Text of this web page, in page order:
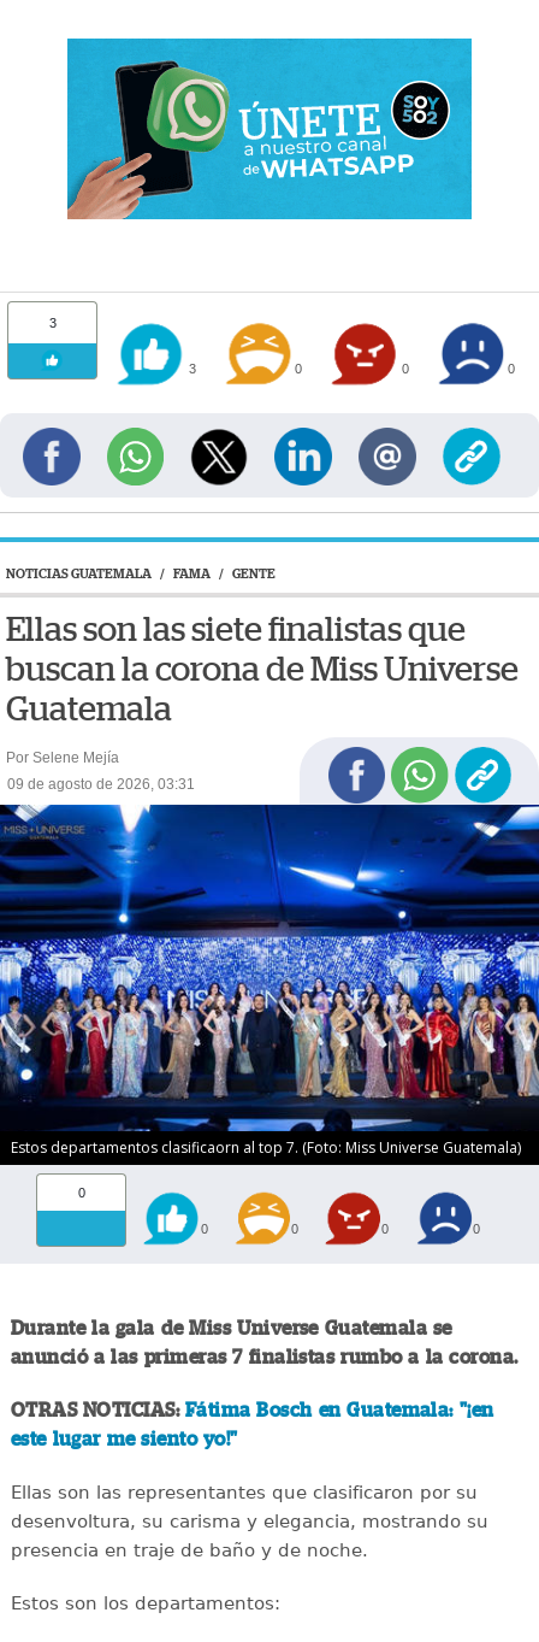
3
3 0 0 0
NOTICIAS GUATEMALA / FAMA / GENTE
Ellas son las siete finalistas que
buscan la corona de Miss Universe
Guatemala
Por Selene Mejía
09 de agosto de 2026, 03:31
Estos departamentos clasificaorn al top 7. (Foto: Miss Universe Guatemala)
0
0 0 0 0
Durante la gala de Miss Universe Guatemala se
anunció a las primeras 7 finalistas rumbo a la corona.
OTRAS NOTICIAS: Fátima Bosch en Guatemala: "¡en
este lugar me siento yo!"
Ellas son las representantes que clasificaron por su
desenvoltura, su carisma y elegancia, mostrando su
presencia en traje de baño y de noche.
Estos son los departamentos: